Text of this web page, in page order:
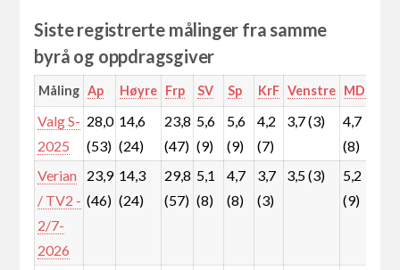
Siste registrerte målinger fra samme
byrå og oppdragsgiver
Måling Ap Høyre Frp SV Sp KrF Venstre MDG
Valg S-
2025
28,0
(53)
14,6
(24)
23,8
(47)
5,6
(9)
5,6
(9)
4,2
(7)
3,7 (3)
4,7
(8)
Verian
/ TV2 -
2/7-
2026
23,9
(46)
14,3
(24)
29,8
(57)
5,1
(8)
4,7
(8)
3,7
(3)
3,5 (3)
5,2
(9)